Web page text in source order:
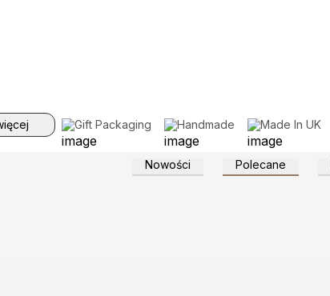
Gift Packaging Handmade Made In UK
Nowości Polecane